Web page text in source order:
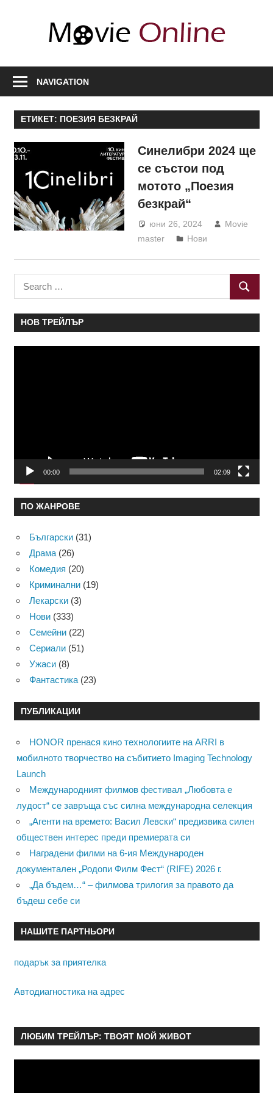
филми,
информация
за
актьори
и
сценарии,
нови
сезони
NAVIGATION
ЕТИКЕТ: ПОЕЗИЯ БЕЗКРАЙ
Синелибри 2024 ще
се състои под
мотото „Поезия
безкрай“
юни 26, 2024
Movie
master
Нови
Search
for:
SEARCH
НОВ ТРЕЙЛЪР
00:00 02:09
ПО ЖАНРОВЕ
Български (31)
Драма(26)
Комедия (20)
Криминални (19)
Лекарски (3)
Нови (333)
Семейни (22)
Сериали (51)
Ужаси (8)
Фантастика(23)
ПУБЛИКАЦИИ
HONOR пренася кино технологиите на ARRI в
мобилното творчество на събитието Imaging Technology
Launch
Международният филмов фестивал „Любовта е
лудост“ се завръща със силна международна селекция
„Агенти на времето: Васил Левски“ предизвика силен
обществен интерес преди премиерата си
Наградени филми на 6-ия Международен
документален „Родопи Филм Фест“ (RIFE) 2026 г.
„Да бъдем…“ – филмова трилогия за правото да
бъдеш себе си
НАШИТЕ ПАРТНЬОРИ
подарък за приятелка
Автодиагностика на адрес
ЛЮБИМ ТРЕЙЛЪР: ТВОЯТ МОЙ ЖИВОТ